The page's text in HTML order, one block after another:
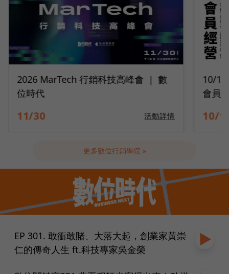
10/14 深度會員經營｜2026 打造最強
會員變現引擎
10/14 活動詳情
9/22
隊工
09/
更多數位行銷學院 »
EP 301. 敢衝敢賭、大落大起，創業家黃崇
仁的傳奇人生 ft.科技專家吳金榮